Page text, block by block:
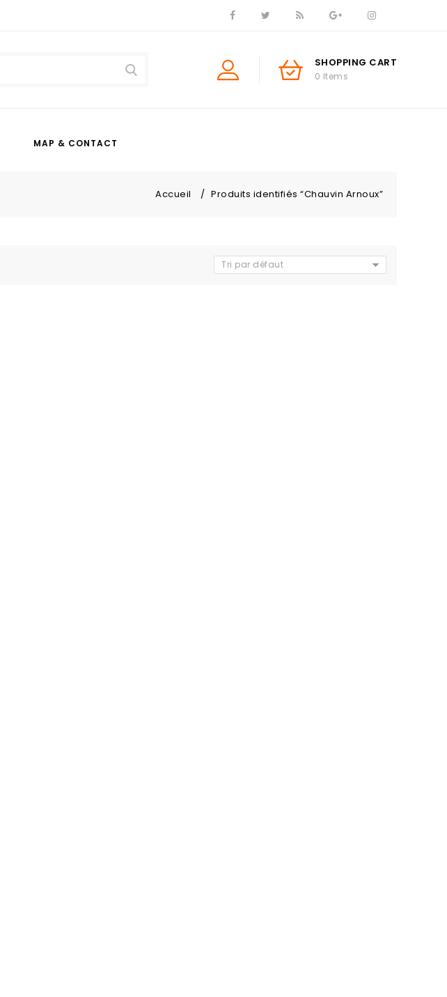
SHOPPING CART
0 Items
MAP & CONTACT
Accueil / Produits identifiés “Chauvin Arnoux”
Tri par défaut